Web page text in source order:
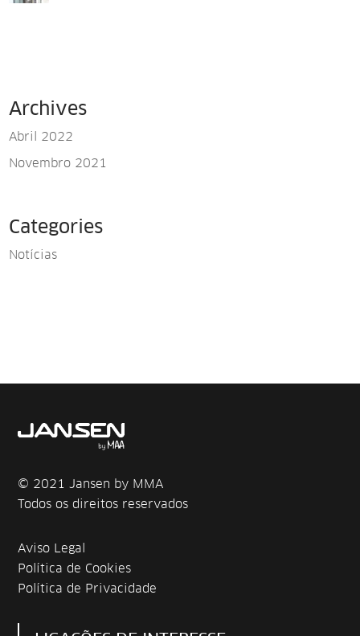
Archives
Abril 2022
Novembro 2021
Categories
Notícias
© 2021 Jansen by MMA
Todos os direitos reservados
Aviso Legal
Política de Cookies
Política de Privacidade